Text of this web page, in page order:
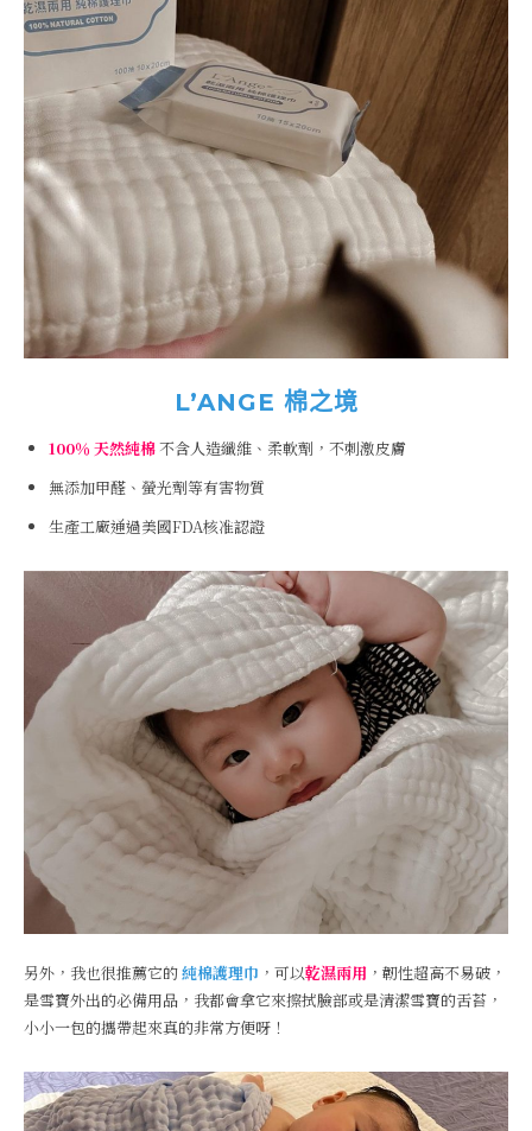
L’ANGE 棉之境
100％ 天然純棉不含人造纖維、柔軟劑，不刺激皮膚
無添加甲醛、螢光劑等有害物質
生產工廠通過美國FDA核准認證
另外，我也很推薦它的純棉護理巾 ，可以乾濕兩用 ，韌性超高不易破，
是雪寶外出的必備用品，我都會拿它來擦拭臉部或是清潔雪寶的舌苔，
小小一包的攜帶起來真的非常方便呀！